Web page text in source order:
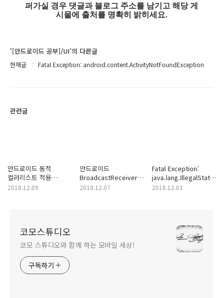
퍼가실 경우 댓글과 블로그 주소를 남기고 해당 게
시물에 출처를 명확히 밝히세요.
'[안드로이드 공부]/UI'의 다른글
현재글 Fatal Exception: android.content.ActivityNotFoundException
관련글
안드로이드 동적
컬러리스트 적용
ColorStateList
2018.12.09
안드로이드
BroadcastReceiver
ANR
2018.12.07
Fatal Exception:
Fragment d{} not
2018.12.03
코모스튜디오
코모 스튜디오와 함께 하는 모바일 세상!
구독하기